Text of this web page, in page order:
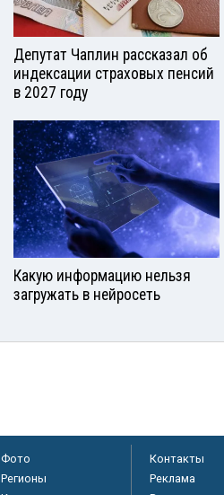
Депутат Чаплин рассказал об
индексации страховых пенсий
в 2027 году
Какую информацию нельзя
загружать в нейросеть
Фото
Регионы
Контакты
Реклама